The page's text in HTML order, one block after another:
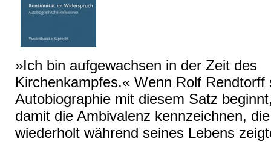
»Ich bin aufgewachsen in der Zeit des
Kirchenkampfes.« Wenn Rolf Rendtorff
Autobiographie mit diesem Satz
damit die Ambivalenz kennzeichnen,
wiederholt während seines Lebens